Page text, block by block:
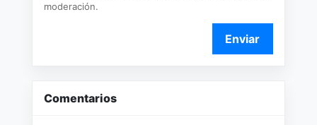
moderación.
Enviar
Comentarios